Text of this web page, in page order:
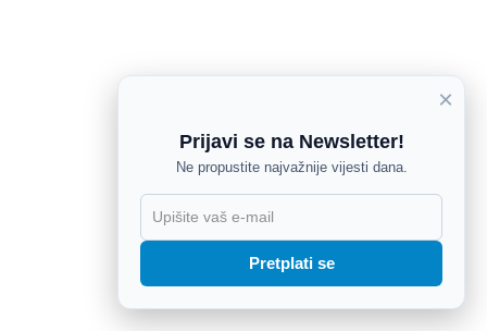
×
Prijavi se na Newsletter!
Ne propustite najvažnije vijesti dana.
Pretplati se